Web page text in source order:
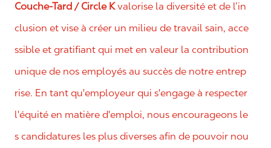
Couche-Tard / Circle Kvalorise la diversité et de l’in
clusion et vise à créer un milieu de travail sain, acce
ssible et gratifiant qui met en valeur la contribution
unique de nos employés au succès de notre entrep
rise. En tant qu'employeur qui s'engage à respecter
l'équité en matière d'emploi, nous encourageons le
s candidatures les plus diverses afin de pouvoir nou